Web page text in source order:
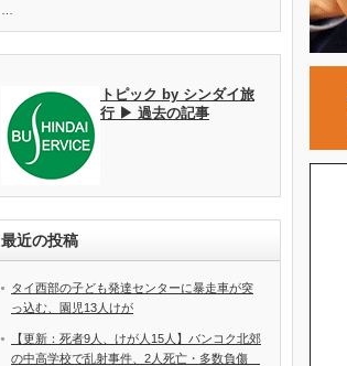
トピック by シンダイ旅
行 ▶ 過去の記事
最近の投稿
タイ西部の子ども発達センターに暴走車が突
っ込む、園児13人けが
【更新：死者9人、けが人15人】バンコク北郊
の中高学校で乱射事件、2人死亡・多数負傷